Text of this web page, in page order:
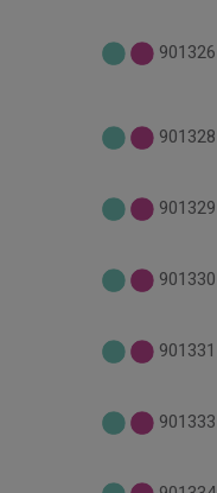
901326
901328
901329
901330
901331
901333